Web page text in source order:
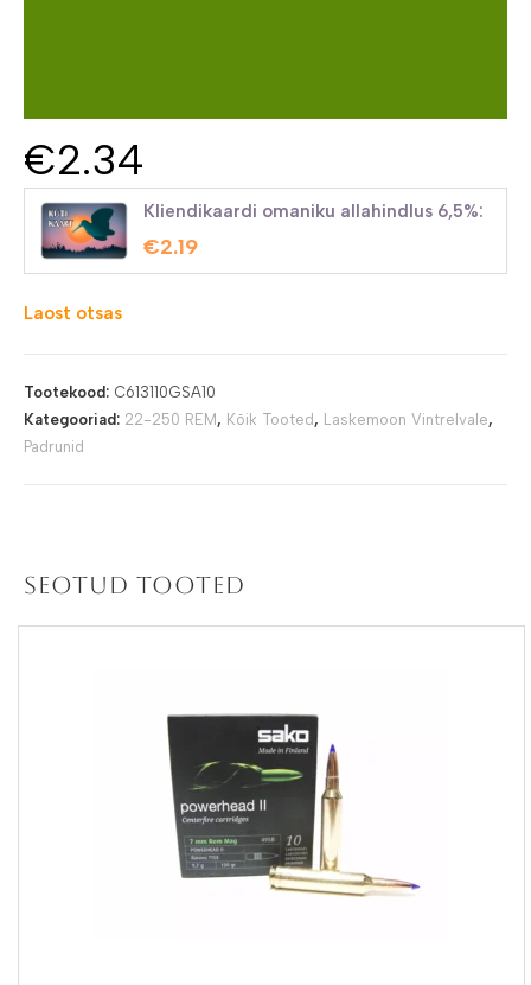
€2.34
Kliendikaardi omaniku allahindlus 6,5%:
€2.19
Laost otsas
Tootekood: C613110GSA10
Kategooriad: 22-250 REM , Kõik Tooted , Laskemoon Vintrelvale,
Padrunid
Seotud tooted